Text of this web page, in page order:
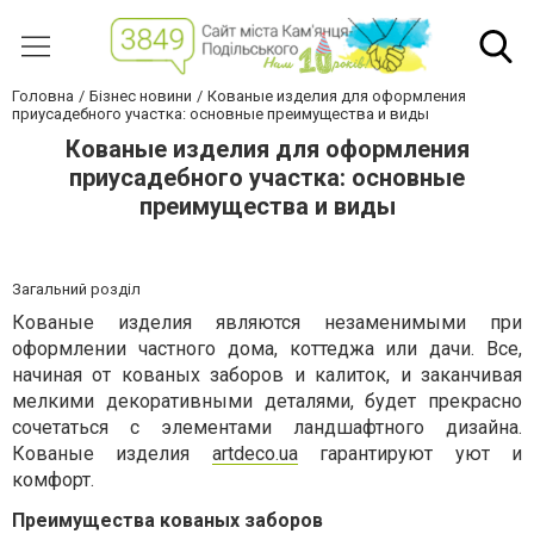
Головна Бізнес новини
Кованые изделия для оформления
приусадебного участка: основные преимущества и виды
Кованые изделия для оформления
приусадебного участка: основные
преимущества и виды
Загальний розділ
Кованые изделия являются незаменимыми при
оформлении частного дома, коттеджа или дачи. Все,
начиная от кованых заборов и калиток, и заканчивая
мелкими декоративными деталями, будет прекрасно
сочетаться с элементами ландшафтного дизайна.
Кованые изделия artdeco.uaгарантируют уют и
комфорт.
Преимущества кованых заборов